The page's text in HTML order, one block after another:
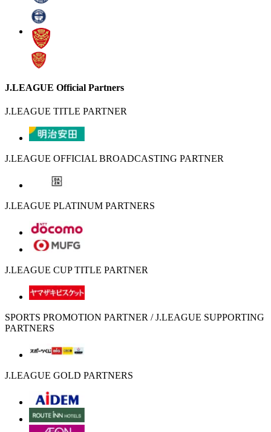
J.LEAGUE Official Partners
J.LEAGUE TITLE PARTNER
J.LEAGUE OFFICIAL BROADCASTING PARTNER
J.LEAGUE PLATINUM PARTNERS
J.LEAGUE CUP TITLE PARTNER
SPORTS PROMOTION PARTNER / J.LEAGUE SUPPORTING
PARTNERS
J.LEAGUE GOLD PARTNERS